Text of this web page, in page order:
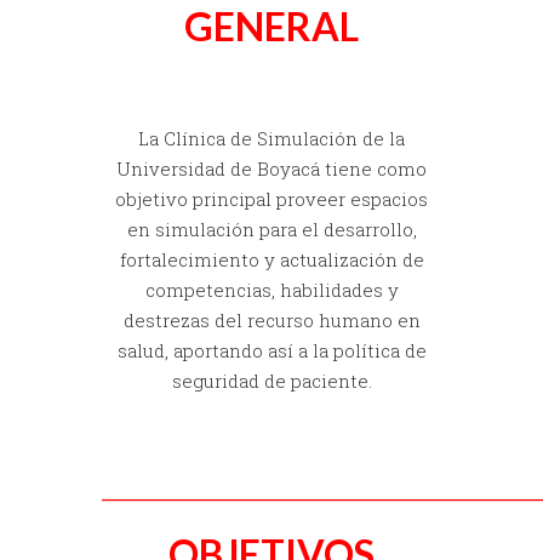
GENERAL
La Clínica de Simulación de la
Universidad de Boyacá tiene como
objetivo principal proveer espacios
en simulación para el desarrollo,
fortalecimiento y actualización de
competencias, habilidades y
destrezas del recurso humano en
salud, aportando así a la política de
seguridad de paciente.